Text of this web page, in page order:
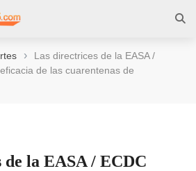
›
Las directrices de la EASA /
de las cuarentenas de
la EASA / ECDC